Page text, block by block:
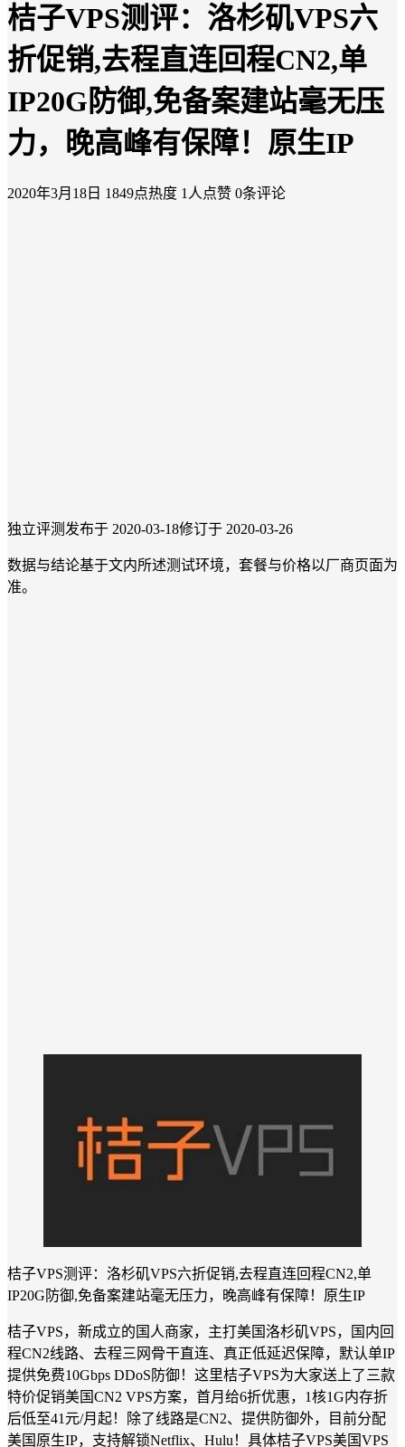
桔子VPS测评：洛杉矶VPS六
折促销,去程直连回程CN2,单
IP20G防御,免备案建站毫无压
力，晚高峰有保障！原生IP
2020年3月18日 1849点热度 1人点赞 0条评论
独立评测 发布于 2020-03-18修订于 2020-03-26
数据与结论基于文内所述测试环境，套餐与价格以厂商页面为
准。
桔子VPS测评：洛杉矶VPS六折促销,去程直连回程CN2,单
IP20G防御,免备案建站毫无压力，晚高峰有保障！原生IP
桔子VPS，新成立的国人商家，主打美国洛杉矶VPS，国内回
程CN2线路、去程三网骨干直连、真正低延迟保障，默认单IP
提供免费10Gbps DDoS防御！这里桔子VPS为大家送上了三款
特价促销美国CN2 VPS方案，首月给6折优惠，1核1G内存折
后低至41元/月起！除了线路是CN2、提供防御外，目前分配
美国原生IP，支持解锁Netflix、Hulu！具体桔子VPS美国VPS